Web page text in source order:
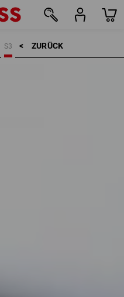
ZURÜCK    >
S3